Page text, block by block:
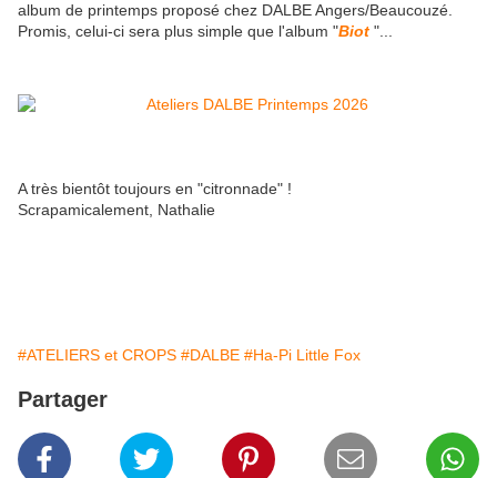
album de printemps proposé chez DALBE Angers/Beaucouzé.
Promis, celui-ci sera plus simple que l'album "Biot "...
A très bientôt toujours en "citronnade" !
Scrapamicalement, Nathalie
#ATELIERS et CROPS #DALBE #Ha-Pi Little Fox
Partager